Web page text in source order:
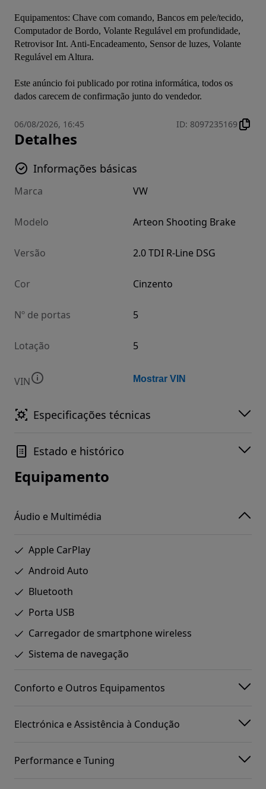
Equipamentos: Chave com comando, Bancos em pele/tecido,
Computador de Bordo, Volante Regulável em profundidade,
Retrovisor Int. Anti-Encadeamento, Sensor de luzes, Volante
Regulável em Altura.
Este anúncio foi publicado por rotina informática, todos os
dados carecem de confirmação junto do vendedor.
06/08/2026, 16:45 ID: 8097235169
Detalhes
Informações básicas
Marca VW
Modelo Arteon Shooting Brake
Versão 2.0 TDI R-Line DSG
Cor Cinzento
Nº de portas 5
Lotação 5
VIN Mostrar VIN
Especificações técnicas
Estado e histórico
Equipamento
Áudio e Multimédia
Apple CarPlay
Android Auto
Bluetooth
Porta USB
Carregador de smartphone wireless
Sistema de navegação
Conforto e Outros Equipamentos
Electrónica e Assistência à Condução
Performance e Tuning